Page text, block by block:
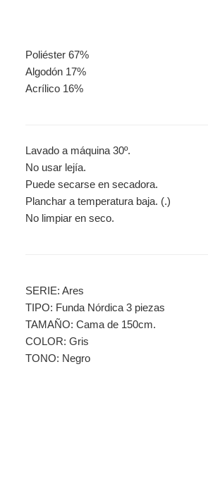
Poliéster 67%
Algodón 17%
Acrílico 16%
Lavado a máquina 30º.
No usar lejía.
Puede secarse en secadora.
Planchar a temperatura baja. (.)
No limpiar en seco.
SERIE: Ares
TIPO: Funda Nórdica 3 piezas
TAMAÑO: Cama de 150cm.
COLOR: Gris
TONO: Negro